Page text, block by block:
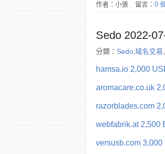
作者：小張 留言： 0 個
Sedo 2022-
分類： Sedo,域名交易,
hamsa.io 2,000
aromacare.co.uk
razorblades.com
webfabrik.at 2,500
versusb.com 3,000